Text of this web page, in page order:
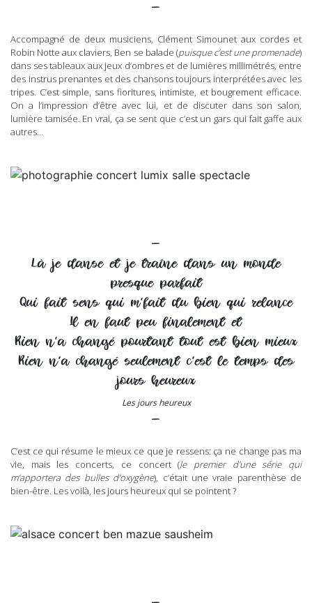
–
Accompagné de deux musiciens, Clément Simounet aux cordes et
Robin Notte aux claviers, Ben se balade (puisque c’est une promenade)
dans ses tableaux aux jeux d’ombres et de lumières millimétrés, entre
des instrus prenantes et des chansons toujours interprétées avec les
tripes. C’est simple, sans fioritures, intimiste, et bougrement efficace.
On a l’impression d’être avec lui, et de discuter dans son salon,
lumière tamisée. En vrai, ça se sent que c’est un gars qui fait gaffe aux
autres…
–
Là je danse et je traîne dans un monde
presque parfait
Qui fait sens qui m’fait du bien qui relance
Il en faut peu finalement et
Rien n’a changé pourtant tout est bien mieux
Rien n’a changé seulement c’est le temps des
jours heureux
Les jours heureux
–
C’est ce qui résume le mieux ce que je ressens: ça ne change pas ma
vie, mais les concerts, ce concert (le premier d’une série qui
m’apportera des bulles d’oxygène), c’était une vraie parenthèse de
bien-être. Les voilà, les jours heureux qui se pointent ?